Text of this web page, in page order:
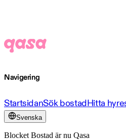
Navigering
StartsidanSök bostadHitta
Svenska
Blocket Bostad är nu Qasa